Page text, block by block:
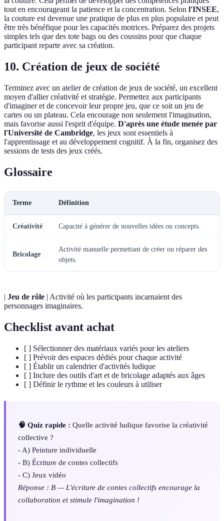
tout en encourageant la patience et la concentration. Selon l'INSEE,
la couture est devenue une pratique de plus en plus populaire et peut
être très bénéfique pour les capacités motrices. Préparez des projets
simples tels que des tote bags ou des coussins pour que chaque
participant reparte avec sa création.
10. Création de jeux de société
Terminez avec un atelier de création de jeux de société, un excellent
moyen d'allier créativité et stratégie. Permettez aux participants
d'imaginer et de concevoir leur propre jeu, que ce soit un jeu de
cartes ou un plateau. Cela encourage non seulement l'imagination,
mais favorise aussi l'esprit d'équipe. D'après une étude menée par
l'Université de Cambridge, les jeux sont essentiels à
l'apprentissage et au développement cognitif. À la fin, organisez des
sessions de tests des jeux créés.
Glossaire
Terme Définition
Créativité Capacité à générer de nouvelles idées ou concepts.
Bricolage
Activité manuelle permettant de créer ou réparer des
objets.
| Jeu de rôle | Activité où les participants incarnaient des
personnages imaginaires.
Checklist avant achat
[ ] Sélectionner des matériaux variés pour les ateliers
[ ] Prévoir des espaces dédiés pour chaque activité
[ ] Établir un calendrier d'activités ludique
[ ] Inclure des outils d'art et de bricolage adaptés aux âges
[ ] Définir le rythme et les couleurs à utiliser
🧠 Quiz rapide : Quelle activité ludique favorise la créativité
collective ?
- A) Peinture individuelle
- B) Écriture de contes collectifs
- C) Jeux vidéo
Réponse : B — L'écriture de contes collectifs encourage la
collaboration et stimule l'imagination !